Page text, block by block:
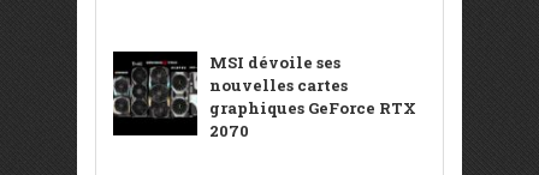
MSI dévoile ses
nouvelles cartes
graphiques GeForce RTX
2070